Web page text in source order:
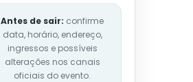
Antes de sair: confirme
data, horário, endereço,
ingressos e possíveis
alterações nos canais
oficiais do evento.